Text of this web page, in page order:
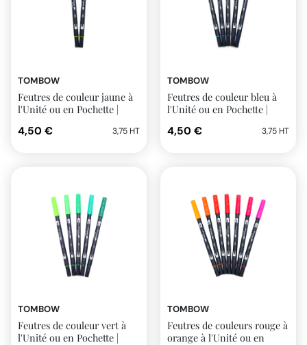
TOMBOW
Feutres de couleur jaune à
l'Unité ou en Pochette |
4,50 € 3,75 HT
TOMBOW
Feutres de couleur bleu à
l'Unité ou en Pochette |
4,50 € 3,75 HT
TOMBOW
Feutres de couleur vert à
l'Unité ou en Pochette |
TOMBOW
Feutres de couleurs rouge à
orange à l'Unité ou en